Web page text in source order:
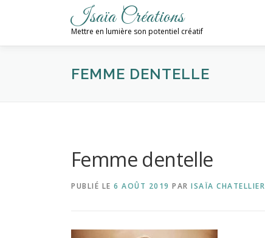
Isaïa Créations
Mettre en lumière son potentiel créatif
FEMME DENTELLE
Femme dentelle
PUBLIÉ LE 6 AOÛT 2019 PAR ISAÏA CHATELLIER